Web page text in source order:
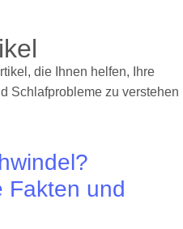
die Ihnen helfen, Ihre
Schlafprobleme zu verstehen
Fakten und